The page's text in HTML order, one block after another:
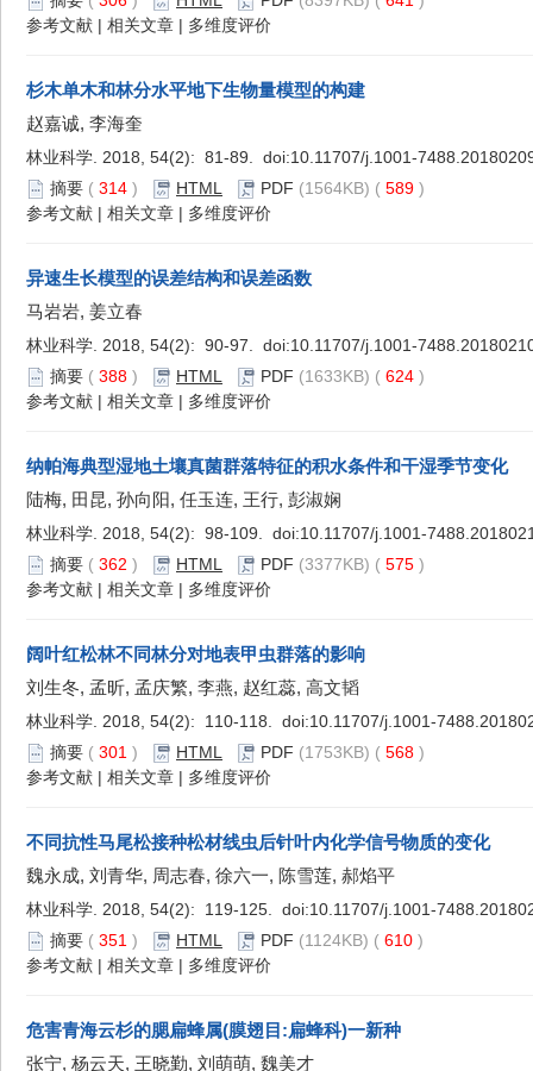
参考文献 | 相关文章 | 多维度评价
杉木单木和林分水平地下生物量模型的构建
赵嘉诚, 李海奎
林业科学. 2018, 54(2): 81-89. doi:10.11707/j.1001-
摘要 ( 314 ) HTML PDF (1564KB) ( 589 )
参考文献 | 相关文章 | 多维度评价
异速生长模型的误差结构和误差函数
马岩岩, 姜立春
林业科学. 2018, 54(2): 90-97. doi:10.11707/j.1001-
摘要 ( 388 ) HTML PDF (1633KB) ( 624 )
参考文献 | 相关文章 | 多维度评价
纳帕海典型湿地土壤真菌群落特征的积水条件和干湿季节变化
陆梅, 田昆, 孙向阳, 任玉连, 王行, 彭淑娴
林业科学. 2018, 54(2): 98-109. doi:10.11707/j.1001-
摘要 ( 362 ) HTML PDF (3377KB) ( 575 )
参考文献 | 相关文章 | 多维度评价
阔叶红松林不同林分对地表甲虫群落的影响
刘生冬, 孟昕, 孟庆繁, 李燕, 赵红蕊, 高文韬
林业科学. 2018, 54(2): 110-118. doi:10.11707/j.1001-
摘要 ( 301 ) HTML PDF (1753KB) ( 568 )
参考文献 | 相关文章 | 多维度评价
不同抗性马尾松接种松材线虫后针叶内化学信号物质的变化
魏永成, 刘青华, 周志春, 徐六一, 陈雪莲, 郝焰平
林业科学. 2018, 54(2): 119-125. doi:10.11707/j.1001-
摘要 ( 351 ) HTML PDF (1124KB) ( 610 )
参考文献 | 相关文章 | 多维度评价
危害青海云杉的腮扁蜂属(膜翅目:扁蜂科)一新种
张宁, 杨云天, 王晓勤, 刘萌萌, 魏美才